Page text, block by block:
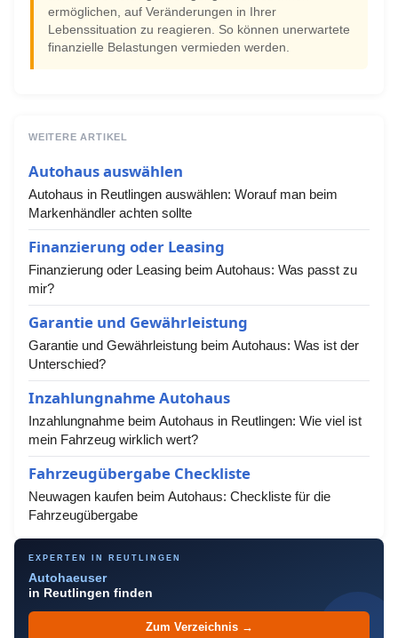
ermöglichen, auf Veränderungen in Ihrer
Lebenssituation zu reagieren. So können unerwartete
finanzielle Belastungen vermieden werden.
WEITERE ARTIKEL
Autohaus auswählen
Autohaus in Reutlingen auswählen: Worauf man beim
Markenhändler achten sollte
Finanzierung oder Leasing
Finanzierung oder Leasing beim Autohaus: Was passt zu
mir?
Garantie und Gewährleistung
Garantie und Gewährleistung beim Autohaus: Was ist der
Unterschied?
Inzahlungnahme Autohaus
Inzahlungnahme beim Autohaus in Reutlingen: Wie viel ist
mein Fahrzeug wirklich wert?
Fahrzeugübergabe Checkliste
Neuwagen kaufen beim Autohaus: Checkliste für die
Fahrzeugübergabe
EXPERTEN IN REUTLINGEN
Autohaeuser
in Reutlingen finden
Zum Verzeichnis →